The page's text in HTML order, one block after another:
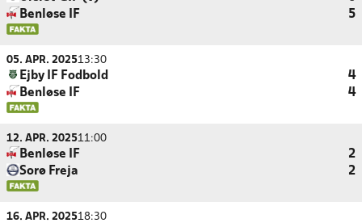
Benløse IF
5
05. APR. 202513:30
Ejby IF Fodbold
4
Benløse IF
4
12. APR. 202511:00
Benløse IF
2
Sorø Freja
2
16. APR. 202518:30